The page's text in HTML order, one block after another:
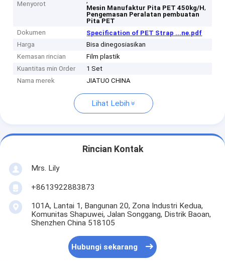
Menyorot
Mesin Manufaktur Pita PET 450kg/H,
Pengemasan Peralatan pembuatan
Pita PET
Dokumen
Specification of PET Strap ...ne.pdf
Harga
Bisa dinegosiasikan
Kemasan rincian
Film plastik
Kuantitas min Order
1 Set
Nama merek
JIATUO CHINA
Lihat Lebih
Rincian Kontak
Mrs. Lily
+8613922883873
101A, Lantai 1, Bangunan 20, Zona Industri Kedua,
Komunitas Shapuwei, Jalan Songgang, Distrik Baoan,
Shenzhen China 518105
Hubungi sekarang